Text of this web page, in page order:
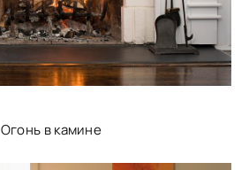
Огонь в камине